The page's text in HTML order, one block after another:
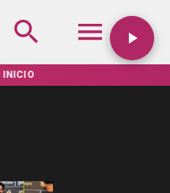
INICIO